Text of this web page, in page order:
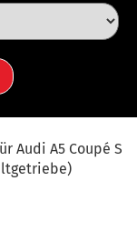
Audi A5 Coupé S